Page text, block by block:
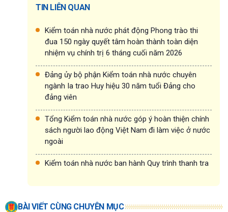
TIN LIÊN QUAN
Kiểm toán nhà nước phát động Phong trào thi
đua 150 ngày quyết tâm hoàn thành toàn diện
nhiệm vụ chính trị 6 tháng cuối năm 2026
Đảng ủy bộ phận Kiểm toán nhà nước chuyên
ngành Ia trao Huy hiệu 30 năm tuổi Đảng cho
đảng viên
Tổng Kiểm toán nhà nước góp ý hoàn thiện chính
sách người lao động Việt Nam đi làm việc ở nước
ngoài
Kiểm toán nhà nước ban hành Quy trình thanh tra
BÀI VIẾT CÙNG CHUYÊN MỤC